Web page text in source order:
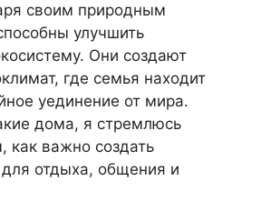
своим природным
улучшить
Они создают
где семья находит
уединение от мира.
дома, я стремлюсь
как важно создать
для отдыха, общения и